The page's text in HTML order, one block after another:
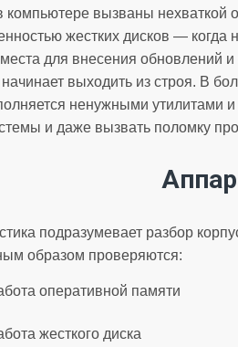
компьютере вызваны нехваткой
жестких дисков — когда
для внесения обновлений и
выходить из строя. В
ненужными утилитами
и даже вызвать поломку
подразумевает разбор
образом проверяются:
оперативной памяти
жесткого диска